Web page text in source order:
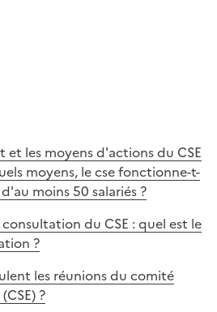
les moyens d'actions du CSE
moyens, le cse fonctionne-t-
moins 50 salariés ?
du CSE : quel est le
?
les réunions du comité
?